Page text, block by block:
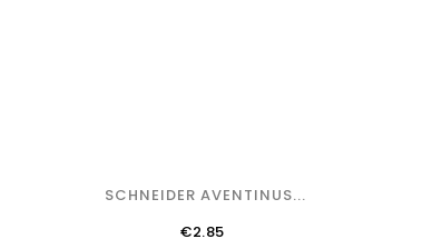
SCHNEIDER AVENTINUS...
Price
€2.85